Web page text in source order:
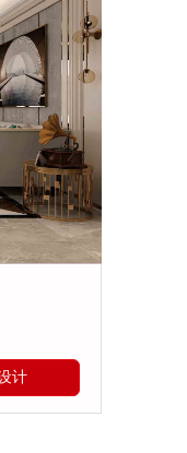
计